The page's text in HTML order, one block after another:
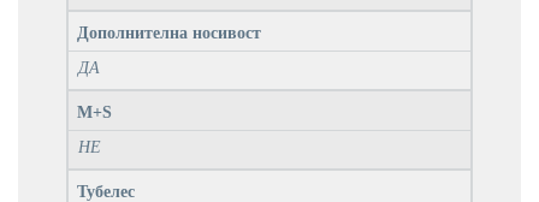
Дополнителна носивост
ДА
M+S
НЕ
Тубелес